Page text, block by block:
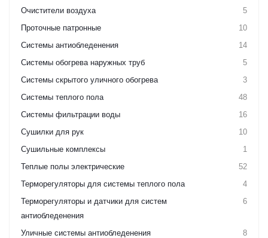
Очистители воздуха
5
Проточные патронные
10
Системы антиобледенения
14
Системы обогрева наружных труб
5
Системы скрытого уличного обогрева
3
Системы теплого пола
48
Системы фильтрации воды
16
Сушилки для рук
10
Сушильные комплексы
1
Теплые полы электрические
52
Терморегуляторы для системы теплого пола
4
Терморегуляторы и датчики для систем
антиобледенения
6
Уличные системы антиобледенения
8